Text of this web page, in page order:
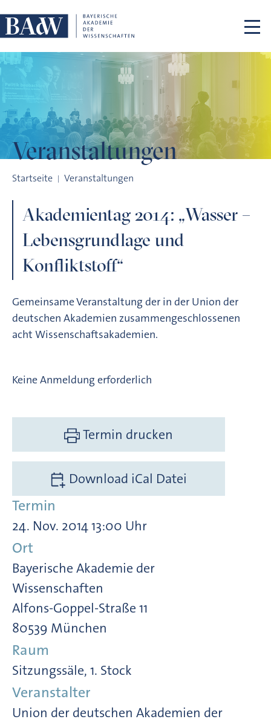
Veranstaltungen
Startseite Veranstaltungen
Akademientag 2014: „Wasser –
Lebensgrundlage und
Konfliktstoff“
Gemeinsame Veranstaltung der in der Union der
deutschen Akademien zusammengeschlossenen
acht Wissenschaftsakademien.
Keine Anmeldung erforderlich
Termin drucken
Download iCal Datei
Termin
24. Nov. 2014 13:00 Uhr
Ort
Bayerische Akademie der
Wissenschaften
Alfons-Goppel-Straße 11
80539 München
Raum
Sitzungssäle, 1. Stock
Veranstalter
Union der deutschen Akademien der